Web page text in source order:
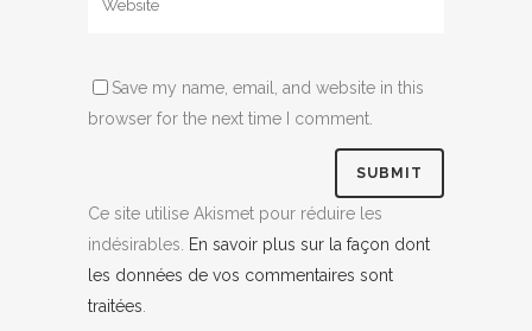
Save my name, email, and website in this
browser for the next time I comment.
Ce site utilise Akismet pour réduire les
indésirables.
En savoir plus sur la façon dont
les données de vos commentaires sont
traitées